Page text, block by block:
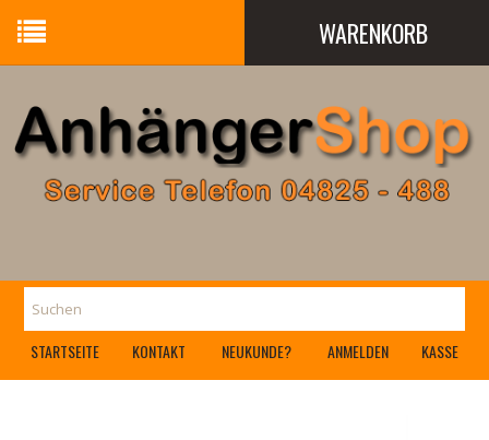
WARENKORB
STARTSEITE KONTAKT NEUKUNDE? ANMELDEN KASSE